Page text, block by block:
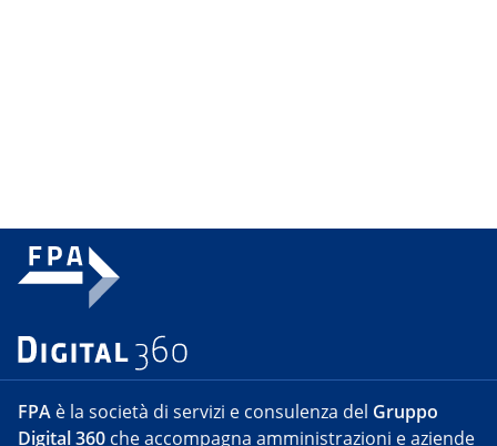
FPA è la società di servizi e consulenza del Gruppo
Digital 360 che accompagna amministrazioni e aziende